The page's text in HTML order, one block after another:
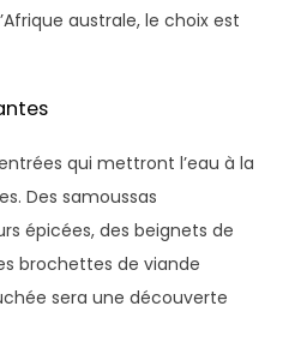
australe, le choix est
qui mettront l’eau à la
Des samoussas
épicées, des beignets de
brochettes de viande
sera une découverte